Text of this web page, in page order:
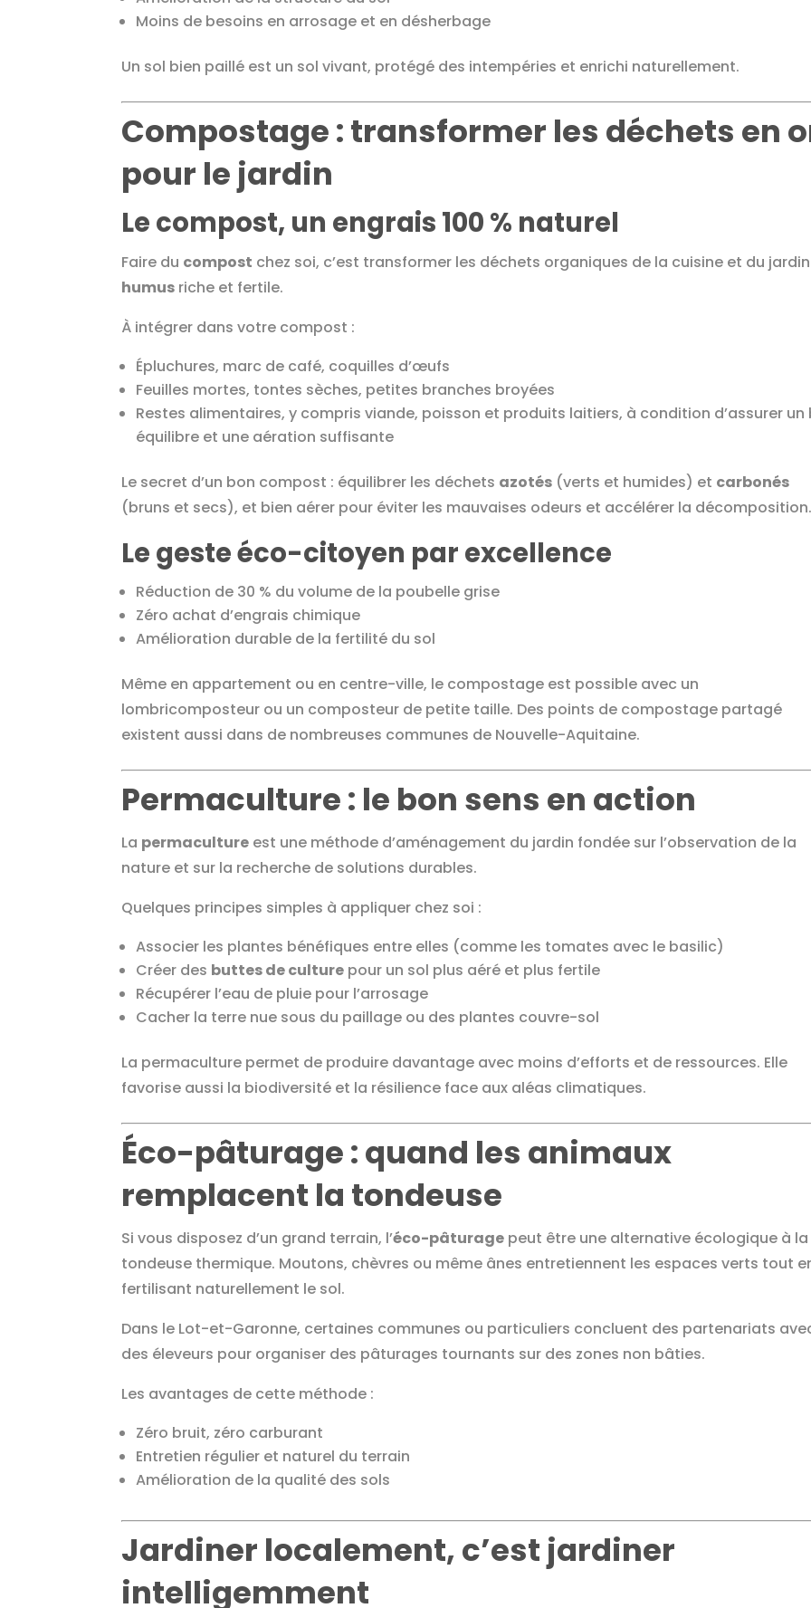
Moins de besoins en arrosage et en désherbage
Un sol bien paillé est un sol vivant, protégé des intempéries et enrichi naturellement.
Compostage : transformer les déchets en
pour le jardin
Le compost, un engrais 100 % naturel
Faire du compost chez soi, c’est transformer les déchets organiques de la cuisine et du
humus riche et fertile.
À intégrer dans votre compost :
Épluchures, marc de café, coquilles d’œufs
Feuilles mortes, tontes sèches, petites branches broyées
Restes alimentaires, y compris viande, poisson et produits laitiers, à condition d’assurer un
équilibre et une aération suffisante
Le secret d’un bon compost : équilibrer les déchets azotés (verts et humides) et carbonés
(bruns et secs), et bien aérer pour éviter les mauvaises odeurs et accélérer la
Le geste éco-citoyen par excellence
Réduction de 30 % du volume de la poubelle grise
Zéro achat d’engrais chimique
Amélioration durable de la fertilité du sol
Même en appartement ou en centre-ville, le compostage est possible avec un
lombricomposteur ou un composteur de petite taille. Des points de compostage partagé
existent aussi dans de nombreuses communes de Nouvelle-Aquitaine.
Permaculture : le bon sens en action
La permaculture est une méthode d’aménagement du jardin fondée sur l’observation de la
nature et sur la recherche de solutions durables.
Quelques principes simples à appliquer chez soi :
Associer les plantes bénéfiques entre elles (comme les tomates avec le basilic)
Créer des buttes de culture pour un sol plus aéré et plus fertile
Récupérer l’eau de pluie pour l’arrosage
Cacher la terre nue sous du paillage ou des plantes couvre-sol
La permaculture permet de produire davantage avec moins d’efforts et de ressources. Elle
favorise aussi la biodiversité et la résilience face aux aléas climatiques.
Éco-pâturage : quand les animaux
remplacent la tondeuse
Si vous disposez d’un grand terrain, l’éco-pâturage peut être une alternative écologique à la
tondeuse thermique. Moutons, chèvres ou même ânes entretiennent les espaces verts tout
fertilisant naturellement le sol.
Dans le Lot-et-Garonne, certaines communes ou particuliers concluent des partenariats
des éleveurs pour organiser des pâturages tournants sur des zones non bâties.
Les avantages de cette méthode :
Zéro bruit, zéro carburant
Entretien régulier et naturel du terrain
Amélioration de la qualité des sols
Jardiner localement, c’est jardiner
intelligemment